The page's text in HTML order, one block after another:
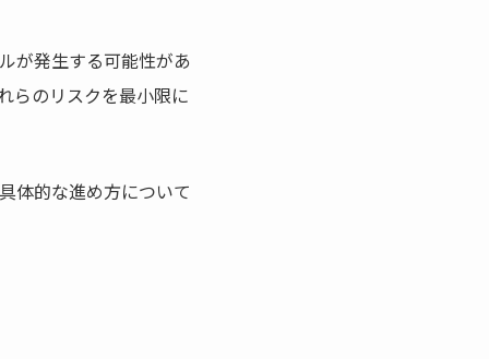
が発生する可能性があ
らのリスクを最小限に
体的な進め方について